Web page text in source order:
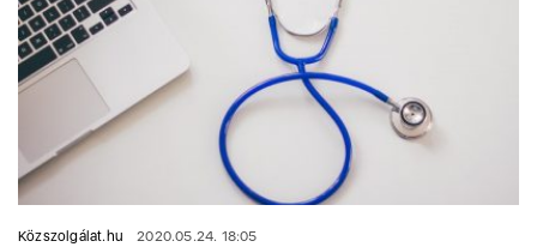
Közszolgálat.hu 2020.05.24. 18:05